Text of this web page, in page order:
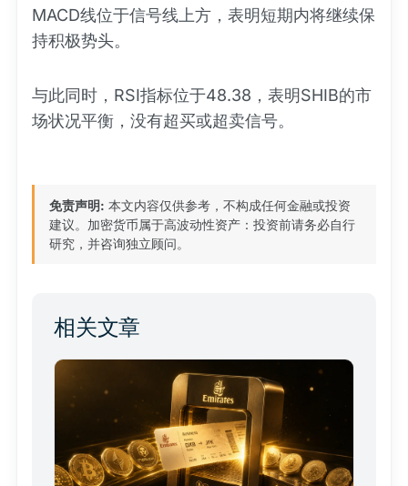
MACD线位于信号线上方，表明短期内将继续保
持积极势头。
与此同时，RSI指标位于48.38，表明SHIB的市
场状况平衡，没有超买或超卖信号。
免责声明: 本文内容仅供参考，不构成任何金融或投资
建议。加密货币属于高波动性资产：投资前请务必自行
研究，并咨询独立顾问。
相关文章